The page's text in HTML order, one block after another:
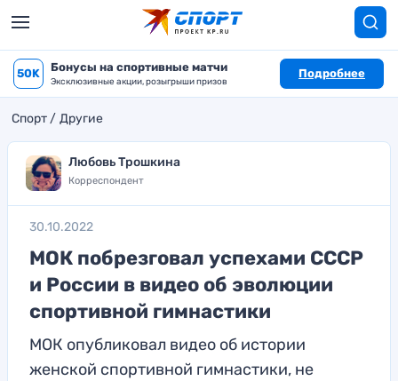
50K Бонусы на спортивные матчи
Эксклюзивные акции, розыгрыши призов
Подробнее
Спорт Другие
Любовь Трошкина
Корреспондент
30.10.2022
МОК побрезговал успехами СССР
и России в видео об эволюции
спортивной гимнастики
МОК опубликовал видео об истории
женской спортивной гимнастики, не